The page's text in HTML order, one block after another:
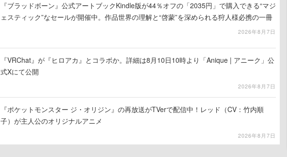
『ブラッドボーン』公式アートブックKindle版が44％オフの「2035円」で購入できる“マジ
ェスティック”なセールが開催中。作品世界の理解と“啓蒙”を深められる狩人様必携の一冊
2026年8月7日
『VRChat』が『ヒロアカ』とコラボか。詳細は8月10日10時より「Anique | アニーク」公
式Xにて公開
2026年8月7日
『ポケットモンスター ジ・オリジン』の再放送がTVerで配信中！レッド（CV：竹内順
子）が主人公のオリジナルアニメ
2026年8月7日